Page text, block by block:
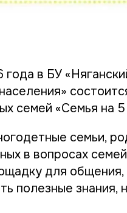
в БУ
семей «Семья на
семьи,
в вопросах
для
полезные знания,